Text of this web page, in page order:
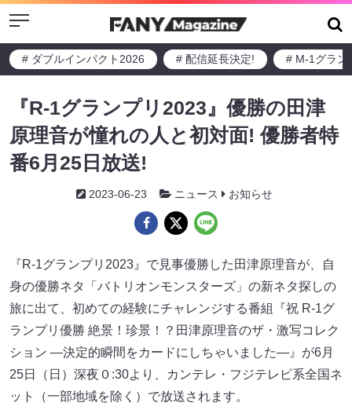
Menu
# ダブルインパクト2026 # 配信延長決定! # M-1グラン
『R-1グランプリ2023』優勝の田津
原理音が憧れの人と初対面! 優勝者特
番6月25日放送!
2023-06-23 ニュース お知らせ
『R-1グランプリ2023』で見事優勝した田津原理音が、自
身の優勝ネタ「バトリオンモンスターズ」の新ネタ探しの
旅に出て、初めての経験にチャレンジする番組『祝 R-1グ
ランプリ優勝 絶景！珍景！？田津原理音のザ・激写コレク
ション ―決定的瞬間をカードにしちゃいました―』が6月
25日（日）深夜０:30より、カンテレ・フジテレビ系全国ネ
ット（一部地域を除く）で放送されます。